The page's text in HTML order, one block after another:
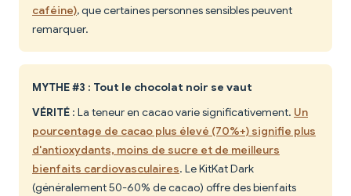
caféine), que certaines personnes sensibles peuvent
remarquer.
MYTHE #3 : Tout le chocolat noir se vaut
VÉRITÉ : La teneur en cacao varie significativement. Un
pourcentage de cacao plus élevé (70%+) signifie plus
d'antioxydants, moins de sucre et de meilleurs
bienfaits cardiovasculaires. Le KitKat Dark
(généralement 50-60% de cacao) offre des bienfaits